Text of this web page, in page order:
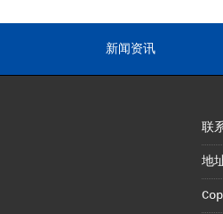
新闻资讯
联
地